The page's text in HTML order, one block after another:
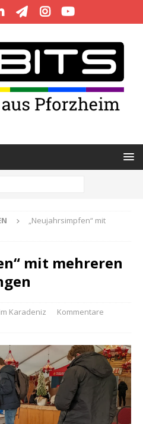
„Neujahrsimpfen“ mit
mit mehreren
Karadeniz
Kommentare